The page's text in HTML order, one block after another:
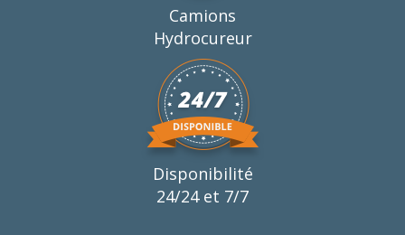
Camions
Hydrocureur
Disponibilité
24/24 et 7/7